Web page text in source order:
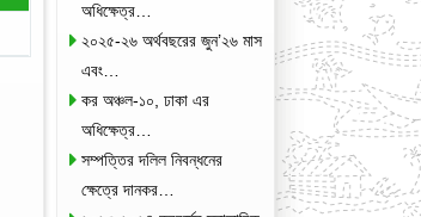
অধিক্ষেত্র…
২০২৫-২৬ অর্থবছরের জুন’২৬ মাস
এবং…
কর অঞ্চল-১০, ঢাকা এর
অধিক্ষেত্র…
সম্পত্তির দলিল নিবন্ধনের
ক্ষেত্রে দানকর…